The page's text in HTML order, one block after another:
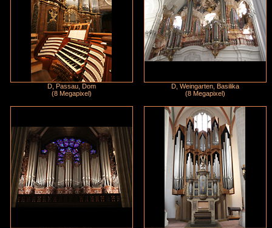
D, Passau, Dom
(8 Megapixel)
D, Weingarten, Basilika
(8 Megapixel)